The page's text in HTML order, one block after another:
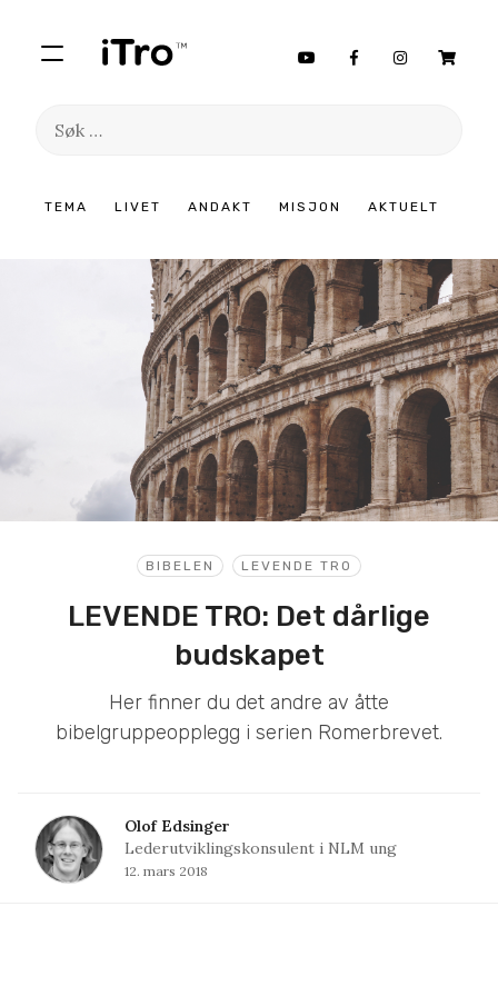
TEMA LIVET ANDAKT MISJON AKTUELT
Søk
BIBELEN LEVENDE TRO
LEVENDE TRO: Det dårlige
budskapet
Her finner du det andre av åtte
bibelgruppeopplegg i serien Romerbrevet.
Olof Edsinger
Lederutviklingskonsulent i NLM ung
12. mars 2018